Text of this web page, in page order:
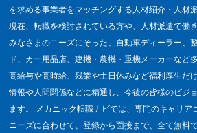
を求める事業者をマッチングする人材紹介・人材
現在、転職を検討されている方や、人材派遣で働
みなさまのニーズにそった、自動車ディーラー、
ド、カー用品店、建機・農機・重機メーカーなど
高給与や高時給、残業や土日休みなど福利厚生だ
情報や人間関係などに精通し、今後の皆様のビジ
ます。 メカニック転職ナビでは、専門のキャリア
ニーズに合わせて、登録から面接まで、全て無料